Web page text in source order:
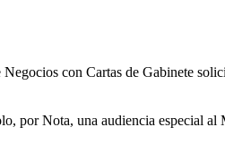
con Cartas de Gabinete
por Nota, una audiencia especial al